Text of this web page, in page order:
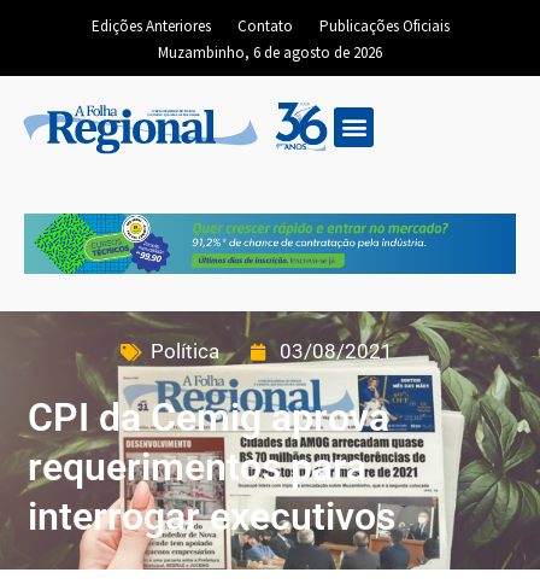
Edições Anteriores Contato
Publicações Oficiais
Muzambinho, 6 de agosto de 2026
Política 03/08/2021
CPI da Cemig aprova
requerimentos para
interrogar executivos